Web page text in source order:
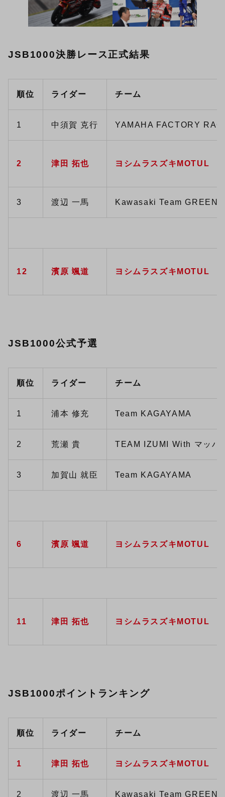
JSB1000決勝レース正式結果
順位 ライダー チーム
1 中須賀 克行 YAMAHA FACTORY
2 津田 拓也 ヨシムラスズキMOTUL
3 渡辺 一馬 Kawasaki Team GREEN
12 濱原 颯道 ヨシムラスズキMOTUL
JSB1000公式予選
順位 ライダー チーム
1 浦本 修充 Team KAGAYAMA
2 荒瀬 貴 TEAM IZUMI With マッハ
3 加賀山 就臣 Team KAGAYAMA
6 濱原 颯道 ヨシムラスズキMOTUL
11 津田 拓也 ヨシムラスズキMOTUL
JSB1000ポイントランキング
順位 ライダー チーム
1 津田 拓也 ヨシムラスズキMOTUL
2 渡辺 一馬 Kawasaki Team GREEN